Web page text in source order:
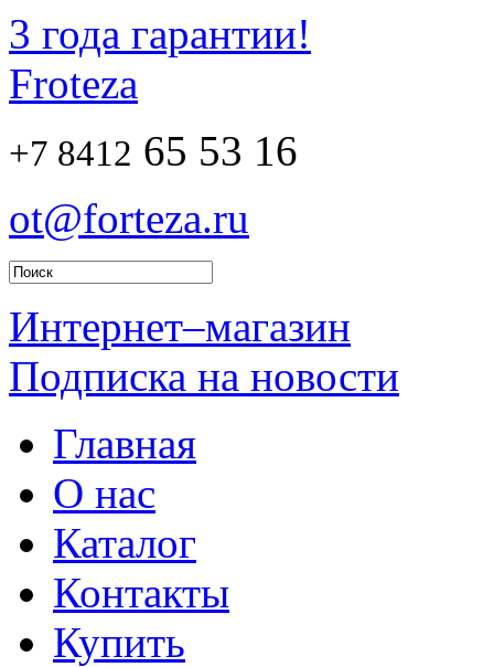
3 года гарантии!
Froteza
+7 8412 65 53 16
ot@forteza.ru
Интернет–магазин
Подписка на новости
Главная
О нас
Каталог
Контакты
Купить